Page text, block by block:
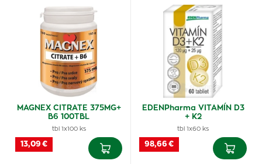
MAGNEX CITRATE 375MG+
B6 100TBL
tbl 1x100 ks
13,09 €
EDENPharma VITAMÍN D3
+ K2
tbl 1x60 ks
98,66 €